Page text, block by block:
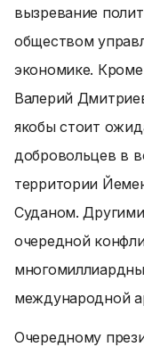
вызревание
обществом
экономике.
Валерий
якобы стоит
добровольцев в
территории
Суданом.
очередной
международной
Очередному